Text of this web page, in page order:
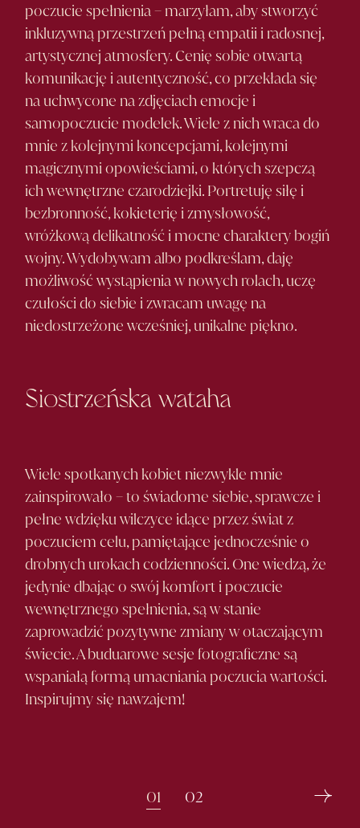
poczucie spełnienia – marzyłam, aby stworzyć
inkluzywną przestrzeń pełną empatii i radosnej,
artystycznej atmosfery. Cenię sobie otwartą
komunikację i autentyczność, co przekłada się
na uchwycone na zdjęciach emocje i
samopoczucie modelek. Wiele z nich wraca do
mnie z kolejnymi koncepcjami, kolejnymi
magicznymi opowieściami, o których szepczą
ich wewnętrzne czarodziejki. Portretuję siłę i
bezbronność, kokieterię i zmysłowość,
wróżkową delikatność i mocne charaktery bogiń
wojny. Wydobywam albo podkreślam, daję
możliwość wystąpienia w nowych rolach, uczę
czułości do siebie i zwracam uwagę na
niedostrzeżone wcześniej, unikalne piękno.
Siostrzeńska wataha
Wiele spotkanych kobiet niezwykle mnie
zainspirowało – to świadome siebie, sprawcze i
pełne wdzięku wilczyce idące przez świat z
poczuciem celu, pamiętające jednocześnie o
drobnych urokach codzienności. One wiedzą, że
jedynie dbając o swój komfort i poczucie
wewnętrznego spełnienia, są w stanie
zaprowadzić pozytywne zmiany w otaczającym
świecie. A buduarowe sesje fotograficzne są
wspaniałą formą umacniania poczucia wartości.
Inspirujmy się nawzajem!
Stronicowanie
01 02